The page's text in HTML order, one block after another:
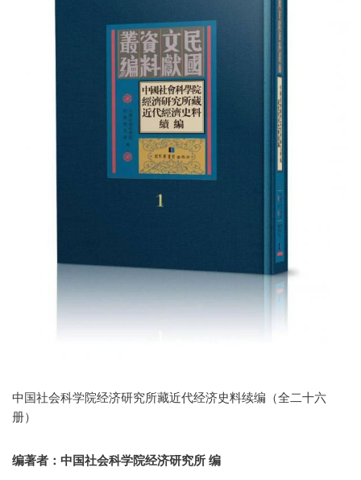
中国社会科学院经济研究所藏近代经济史料续编（全二十六
册）
编著者：中国社会科学院经济研究所 编